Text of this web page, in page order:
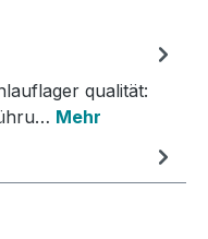
qualität:
Mehr